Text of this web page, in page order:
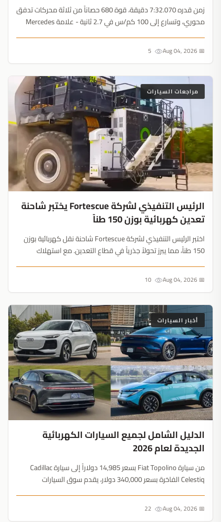
زمن قدره 7:32.070 دقيقة، قوة 680 حصاناً من ثلاثة محركات تدفق
محوري، وتسارع إلى 100 كم/س في 2.7 ثانية - علامة Mercedes
📅 Aug 04, 2026
مراجعات السيارات
الرئيس التنفيذي لشركة Fortescue يختبر شاحنة
تعدين كهربائية بوزن 150 طناً
اختبر الرئيس التنفيذي لشركة Fortescue شاحنة نقل كهربائية بوزن
150 طناً، مما يبرز تحولاً جذرياً في قطاع التعدين. مع استهلاك
نحو الآلات الكهربائية ضرورة اقتصادية بحتة....📅 Aug 04, 2026
أخبار السيارات
الدليل الشامل لجميع السيارات الكهربائية
الجديدة لعام 2026
من سيارة Fiat Topolino بسعر 14,985 دولاراً إلى سيارة Cadillac
Celestiq الفاخرة بسعر 340,000 دولار، يقدم سوق السيارات
📅 Aug 04, 2026